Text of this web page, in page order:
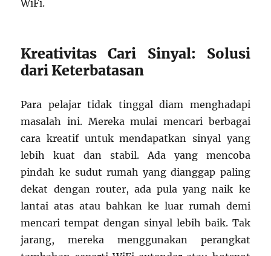
WiFi.
Kreativitas Cari Sinyal: Solusi
dari Keterbatasan
Para pelajar tidak tinggal diam menghadapi
masalah ini. Mereka mulai mencari berbagai
cara kreatif untuk mendapatkan sinyal yang
lebih kuat dan stabil. Ada yang mencoba
pindah ke sudut rumah yang dianggap paling
dekat dengan router, ada pula yang naik ke
lantai atas atau bahkan ke luar rumah demi
mencari tempat dengan sinyal lebih baik. Tak
jarang, mereka menggunakan perangkat